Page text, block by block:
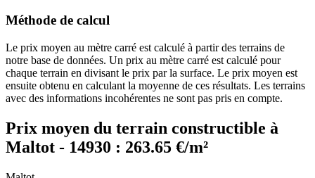
Méthode de calcul
Le prix moyen au mètre carré est calculé à partir des terrains de
notre base de données. Un prix au mètre carré est calculé pour
chaque terrain en divisant le prix par la surface. Le prix moyen est
ensuite obtenu en calculant la moyenne de ces résultats. Les terrains
avec des informations incohérentes ne sont pas pris en compte.
Prix moyen du terrain constructible à
Maltot - 14930 : 263.65 €/m²